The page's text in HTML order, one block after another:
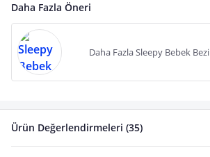
Daha Fazla Öneri
Daha Fazla Sleepy Bebek Bezi
Ürün Değerlendirmeleri (35)